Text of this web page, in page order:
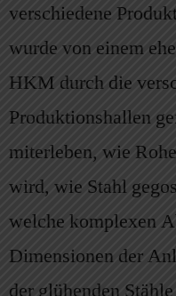
verschiedene
wurde von einem
HKM durch die
Produktionshallen
miterleben, wie
wird, wie Stahl
welche komplexen
Dimensionen der
der glühenden